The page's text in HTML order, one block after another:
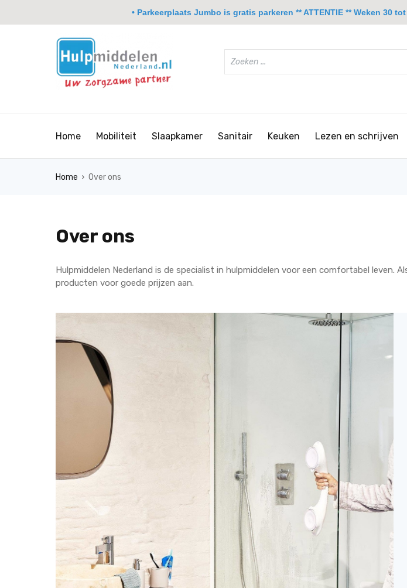
Home Mobiliteit Slaapkamer Sanitair Keuken Lezen en schrijven
Home › Over ons
Over ons
Hulpmiddelen Nederland is de specialist in hulpmiddelen voor een comfortabel leven.
producten voor goede prijzen aan.
• Parkeerplaats Jumbo is gratis parkeren ** ATTENTIE ** Weken 30